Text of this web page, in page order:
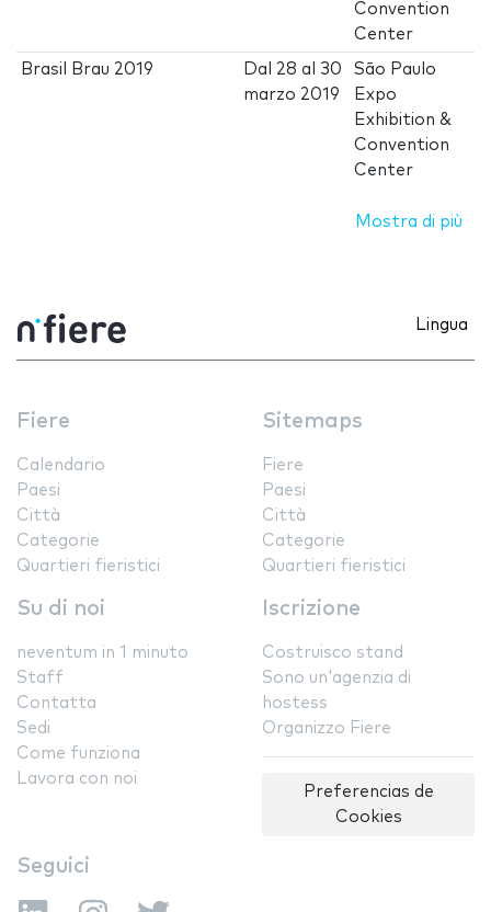
Convention
Center
Brasil Brau 2019 Dal 28 al 30
marzo 2019
São Paulo
Expo
Exhibition &
Convention
Center
Mostra di più
Lingua
Fiere
Calendario
Paesi
Città
Categorie
Quartieri fieristici
Sitemaps
Fiere
Paesi
Città
Categorie
Quartieri fieristici
Su di noi
neventum in 1 minuto
Staff
Contatta
Sedi
Come funziona
Lavora con noi
Iscrizione
Costruisco stand
Sono un'agenzia di
hostess
Organizzo Fiere
Preferencias de
Cookies
Seguici